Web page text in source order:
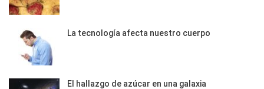
La tecnología afecta nuestro cuerpo
El hallazgo de azúcar en una galaxia